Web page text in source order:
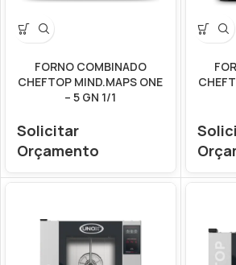
FORNO COMBINADO
CHEFTOP MIND.MAPS ONE
– 5 GN 1/1
Solicitar
Orçamento